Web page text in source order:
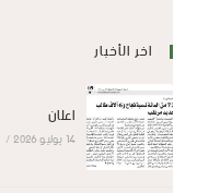
اخر الأخبار
اعلان
14 يوليو 2026 /